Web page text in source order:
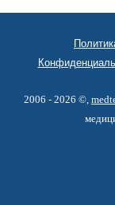
2006 - 2026 ©,